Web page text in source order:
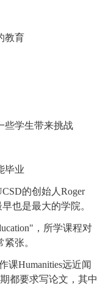
教育
学生带来挑战
毕业
的创始人Roger
也是最大的学院。
，所学课程对
张。
Humanities远近闻
都要求写论文，其中